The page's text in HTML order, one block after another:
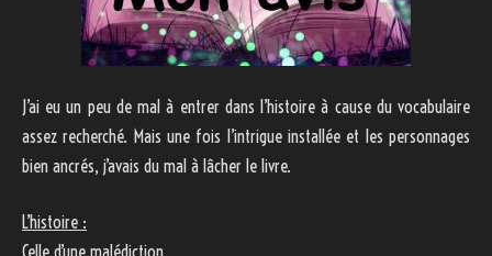
J’ai eu un peu de mal à entrer dans l’histoire à cause du vocabulaire
assez recherché. Mais une fois l’intrigue installée et les personnages
bien ancrés, j’avais du mal à lâcher le livre.
L’histoire :
Celle d’une malédiction.